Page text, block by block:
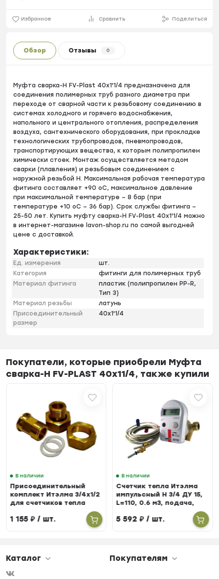
Избранное Сравнить Поделиться
Обзор Отзывы 0
Муфта сварка-H FV-Plast 40х1'1/4 предназначена для
соединения полимерных труб разного диаметра при
переходе от сварной части к резьбовому соединению в
системах холодного и горячего водоснабжения,
напольного и центрального отопления, распределения
воздуха, сантехнического оборудования, при прокладке
технологических трубопроводов, пневмопроводов,
транспортирующих вещества, к которым полипропилен
химически стоек. Монтаж осуществляется методом
сварки (плавления) и резьбовым соединением с
наружной резьбой H. Максимальная рабочая температура
фитинга составляет +90 оС, максимальное давление
при максимальной температуре – 8 бар (при
температуре +10 оС – 36 бар). Срок службы фитинга –
25-50 лет. Купить муфту сварка-H FV-Plast 40х1'1/4 можно
в интернет-магазине lavon-shop.ru по самой выгодней
цене с доставкой.
Характеристики:
Ед. измерения
шт.
Категория
фитинги для полимерных труб
Материал фитинга
пластик (полипропилен PP-R,
Тип 3)
Материал резьбы
латунь
Присоединительный
размер
40х1'1/4
Покупатели, которые приобрели Муфта
сварка-Н FV-PLAST 40х11/4, также купили
В наличии
Присоединительный
комплект Итэлма 3/4х1/2
для счетчиков тепла
1 155₽/ шт.
В наличии
Счетчик тепла Итэлма
импульсный Н 3/4 ДУ 15,
L=110, 0.6 м3, подача,
5 592₽/ шт.
Каталог Покупателям